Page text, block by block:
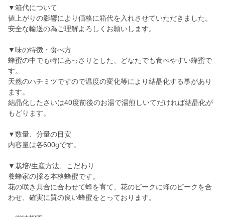
▼箱代について
値上がりの影響により価格に箱代を入れさせていただきました。
安全な輸送の為ご理解よろしくお願いします。
▼味の特徴・食べ方
蜂蜜の中でも特にあっさりとした、どなたでも食べやすい蜂蜜で
す。
天然のハチミツですので温度の変化等により結晶化する事があり
ます。
結晶化したさいは40度前後のお湯で湯煎しいてだければ結晶化が
もどります。
▼数量、分量の目安
内容量は各600gです。
▼栽培/生産方法、こだわり
養蜂家の採る本格蜂蜜です。
花の咲き具合に合わせて蜂を育て、花のピークに蜂のピークを合
わせ、確実に質の良い蜂蜜をとっております。